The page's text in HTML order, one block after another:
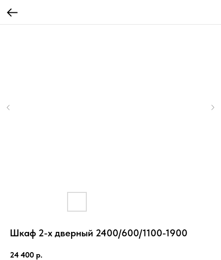
Шкаф 2-х дверный 2400/600/1100-1900
24 400 р.